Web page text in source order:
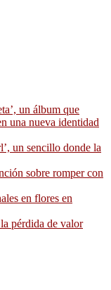
un álbum que
una nueva identidad
un sencillo donde la
sobre romper con
en flores en
pérdida de valor